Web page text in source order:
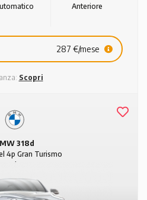
Anteriore
287 €/mese
Scopri
318d
4p Gran Turismo
Modern